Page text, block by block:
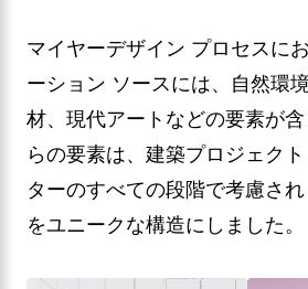
マイヤーデザイン プロセスに
ーション ソースには、自然環
材、現代アートなどの要素が
らの要素は、建築プロジェク
ターのすべての段階で考慮さ
をユニークな構造にしました。